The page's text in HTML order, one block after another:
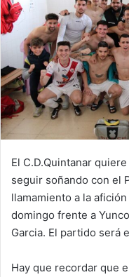
El C.D.Quintanar
seguir soñando con el
llamamiento a la
domingo frente a
Garcia. El partido será
Hay que recordar que